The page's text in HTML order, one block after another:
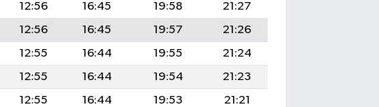
12:56 16:45 19:58
21:27
12:56 16:45 19:57
21:26
12:55 16:44 19:55
21:24
12:55 16:44 19:54
21:23
12:55 16:44 19:53
21:21